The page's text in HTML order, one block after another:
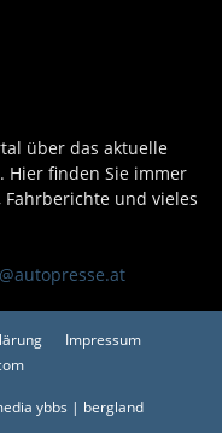
über das aktuelle
Hier finden Sie immer
und vieles
Impressum
ybbs | bergland